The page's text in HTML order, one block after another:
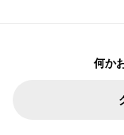
何か